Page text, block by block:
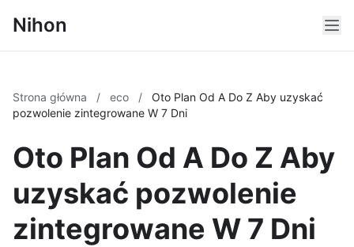
Nihon
Strona główna / eco /
Oto Plan Od A Do Z Aby uzyskać
pozwolenie zintegrowane W 7 Dni
Oto Plan Od A Do Z Aby
uzyskać pozwolenie
zintegrowane W 7 Dni